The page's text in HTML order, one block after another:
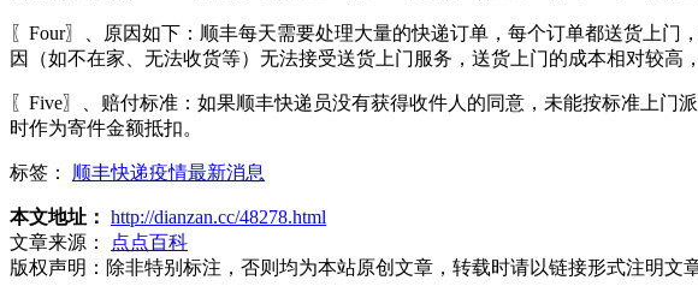
〖Four〗、原因如下：顺丰每天需要处理大量的快递订单，每个订单都送货上
因（如不在家、无法收货等）无法接受送货上门服务，送货上门的成本相对较高
〖Five〗、赔付标准：如果顺丰快递员没有获得收件人的同意，未能按标准上
时作为寄件金额抵扣。
标签： 顺丰快递疫情最新消息
本文地址： http://dianzan.cc/48278.html
文章来源：
点点百科
版权声明： 除非特别标注，否则均为本站原创文章，转载时请以链接形式注明文